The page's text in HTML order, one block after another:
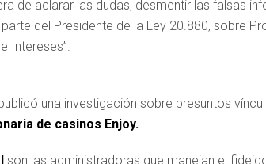
de aclarar las dudas, desmentir las falsas
del Presidente de la Ley 20.880, sobre
Intereses”.
una investigación sobre presuntos
de casinos Enjoy.
son las administradoras que manejan el